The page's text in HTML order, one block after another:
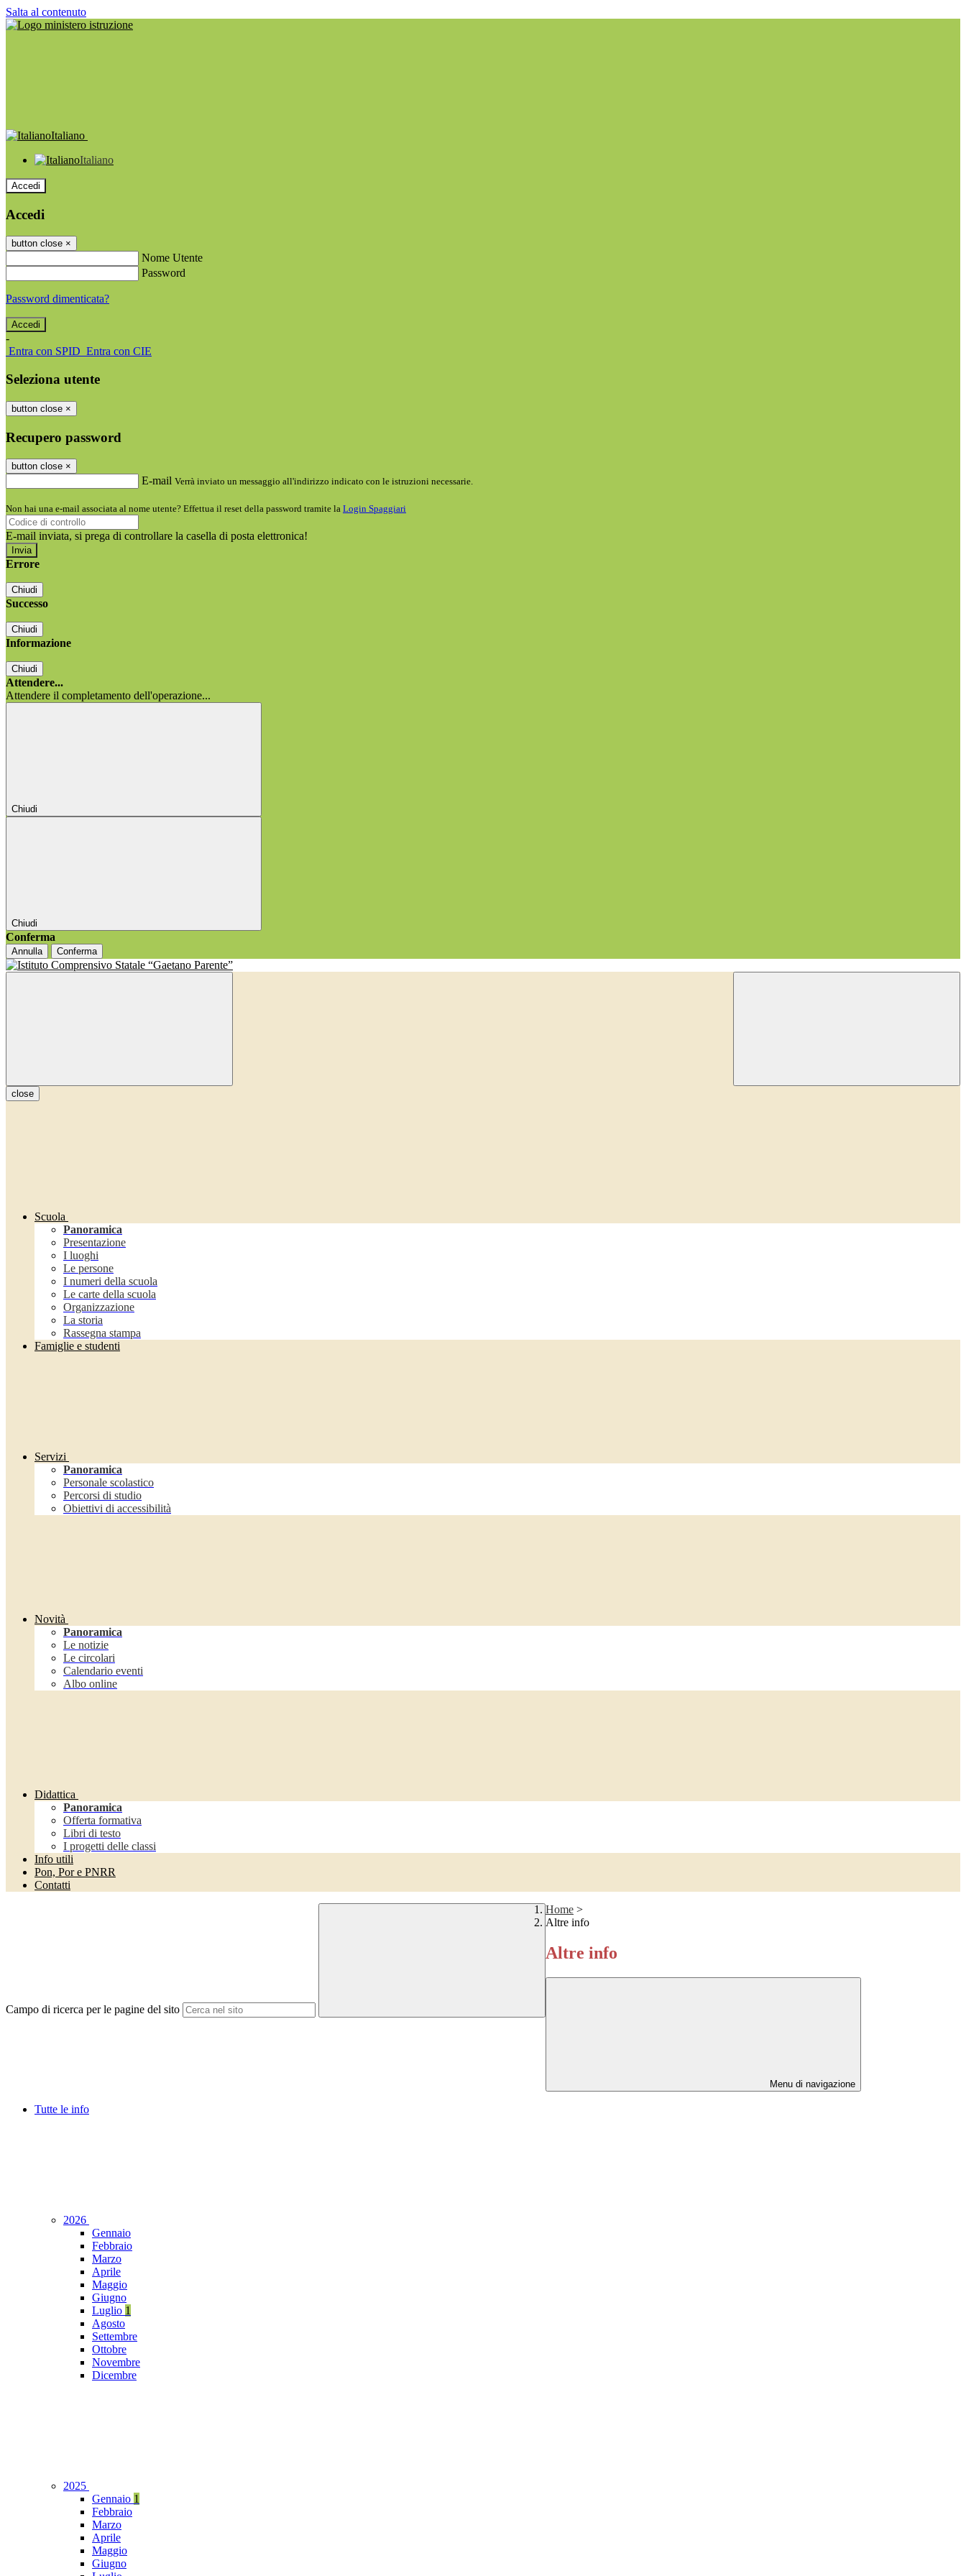
Salta al contenuto
Italiano
Italiano
Accedi
Accedi
button close ×
Nome Utente
Password
Password dimenticata?
-
Entra con SPID Entra con CIE
Seleziona utente
button close ×
Recupero password
button close ×
E-mail Verrà inviato un messaggio all'indirizzo indicato con le istruzioni necessarie.
Non hai una e-mail associata al nome utente? Effettua il reset della password tramite la Login Spaggiari
E-mail inviata, si prega di controllare la casella di posta elettronica!
Errore
Chiudi
Successo
Chiudi
Informazione
Chiudi
Attendere...
Attendere il completamento dell'operazione...
Chiudi
Chiudi
Conferma
Annulla Conferma
close
Scuola
Panoramica
Presentazione
I luoghi
Le persone
I numeri della scuola
Le carte della scuola
Organizzazione
La storia
Rassegna stampa
Famiglie e studenti
Servizi
Panoramica
Personale scolastico
Percorsi di studio
Obiettivi di accessibilità
Novità
Panoramica
Le notizie
Le circolari
Calendario eventi
Albo online
Didattica
Panoramica
Offerta formativa
Libri di testo
I progetti delle classi
Info utili
Pon, Por e PNRR
Contatti
Campo di ricerca per le pagine del sito
Home >
Altre info
Altre info
Menu di navigazione
Tutte le info
2026
Gennaio
Febbraio
Marzo
Aprile
Maggio
Giugno
Luglio 1
Agosto
Settembre
Ottobre
Novembre
Dicembre
2025
Gennaio 1
Febbraio
Marzo
Aprile
Maggio
Giugno